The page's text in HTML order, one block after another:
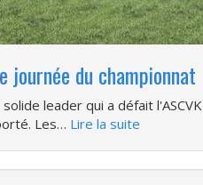
journée du championnat
leader qui a défait
Les… Lire la suite